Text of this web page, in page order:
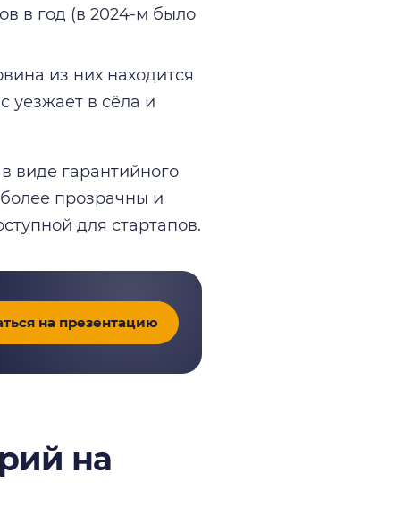
в год (в 2024-м было
из них находится
уезжает в сёла и
виде гарантийного
прозрачны и
для стартапов.
на презентацию
на